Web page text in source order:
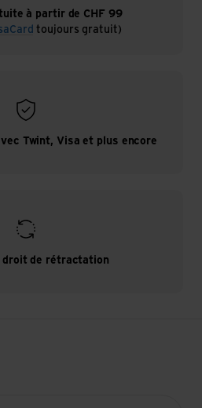
à partir de CHF 99
toujours gratuit)
Twint, Visa et plus encore
droit de rétractation